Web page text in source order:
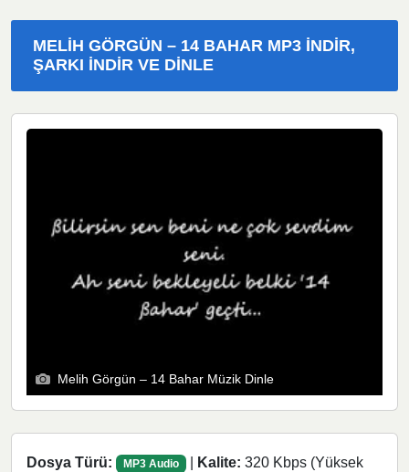
MELIH GÖRGÜN – 14 BAHAR MP3 İNDIR,
ŞARKI İNDIR VE DINLE
Melih Görgün – 14 Bahar Müzik Dinle
Dosya Türü: MP3 Audio | Kalite: 320 Kbps (Yüksek